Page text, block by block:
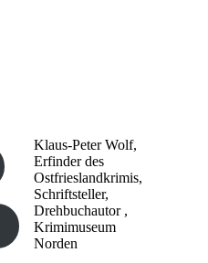
Klaus-Peter Wolf,
Erfinder des
Ostfrieslandkrimis,
Schriftsteller,
Drehbuchautor ,
Krimimuseum
Norden